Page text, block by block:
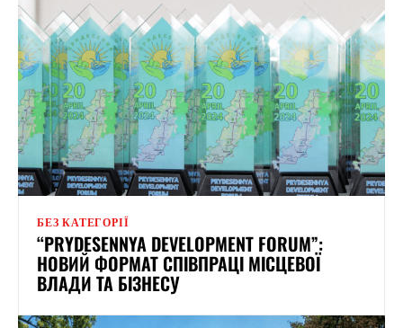
БЕЗ КАТЕГОРІЇ
“PRYDESENNYA DEVELOPMENT FORUM”:
НОВИЙ ФОРМАТ СПІВПРАЦІ МІСЦЕВОЇ
ВЛАДИ ТА БІЗНЕСУ